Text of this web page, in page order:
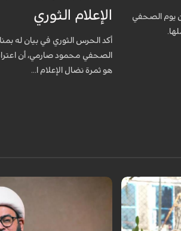
يوم الصحفي
الإعلام الثوري
أكد الحرس الثوري في بيان له
الصحفي محمود صارمي، أن
هو ثمرة نضال الإعلام ا...